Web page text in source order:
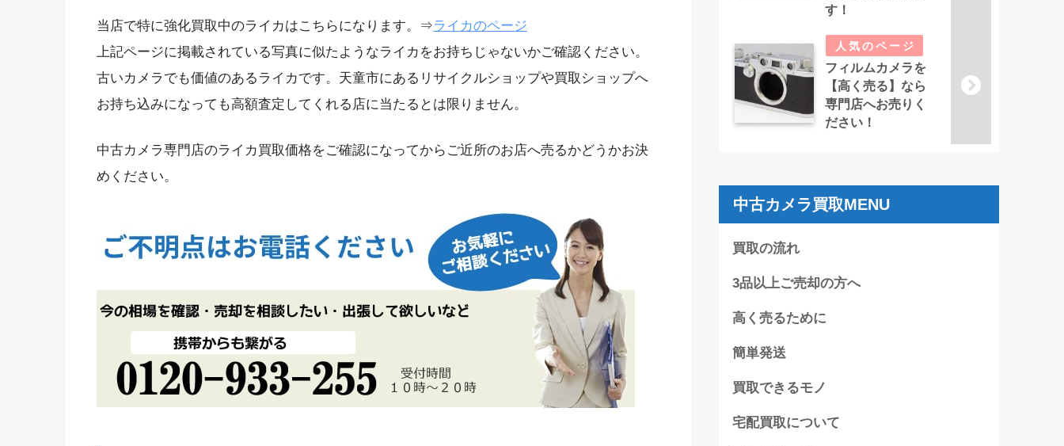
当店で特に強化買取中のライカはこちらになります。⇒ライカのページ
上記ページに掲載されている写真に似たようなライカをお持ちじゃないかご確認ください。
古いカメラでも価値のあるライカです。天童市にあるリサイクルショップや買取ショップへ
お持ち込みになっても高額査定してくれる店に当たるとは限りません。
中古カメラ専門店のライカ買取価格をご確認になってからご近所のお店へ売るかどうかお決
めください。
す！
フィルムカメラを
【高く売る】なら
専門店へお売りく
ださい！
中古カメラ買取MENU
買取の流れ
3品以上ご売却の方へ
高く売るために
簡単発送
買取できるモノ
宅配買取について